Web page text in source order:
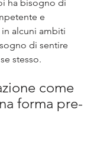
ha bisogno di
e
alcuni ambiti
di sentire
stesso.
come
forma pre-